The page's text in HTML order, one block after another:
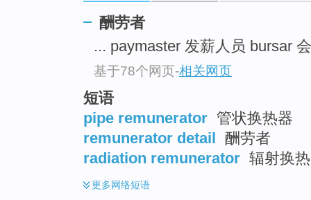
酬劳者
... paymaster 发薪人员 bursar
基于78个网页-相关网页
短语
pipe remunerator 管状换热器
remunerator detail 酬劳者
radiation remunerator 辐射换
更多网络短语